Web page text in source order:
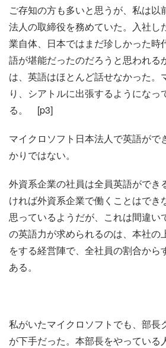
ご存知の方も多いと思うが、私は以
法人の取締役を務めていた。入社し
業自体、日本ではまだ珍しかった時
語が堪能だったのだろうと思われる
は、英語はほとんど話せなかった。
り、シアトルに出張するようになっ
る。 [p3]
マイクロソフト日本法人で英語がで
かりではない。
外資系企業の社員は全員英語ができ
ければ外資系企業で働くことはでき
思っているようだが、これは間違い
の英語力が求められるのは、本社の
をする経営陣で、全社員の割合から
ある。
私がいたマイクロソフトでも、部長
が下手だった。本部長をやっている